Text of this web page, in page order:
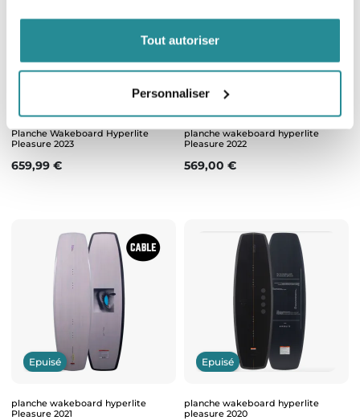
Tout autoriser
Personnaliser
Planche Wakeboard Hyperlite
Pleasure 2023
Prix
659,99 €
Epuisé
planche wakeboard hyperlite
Pleasure 2022
Prix
569,00 €
Epuisé
planche wakeboard hyperlite
Pleasure 2021
Epuisé
planche wakeboard hyperlite
pleasure 2020